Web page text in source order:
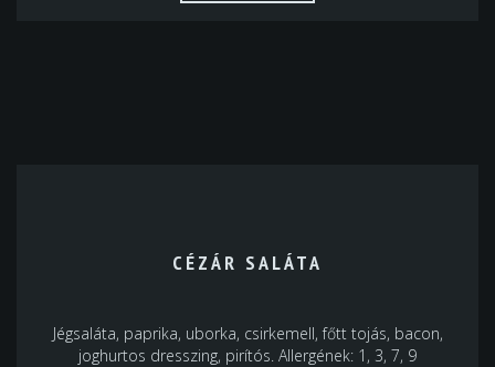
CÉZÁR SALÁTA
Jégsaláta, paprika, uborka, csirkemell, főtt tojás, bacon,
joghurtos dresszing, pirítós. Allergének: 1, 3, 7, 9